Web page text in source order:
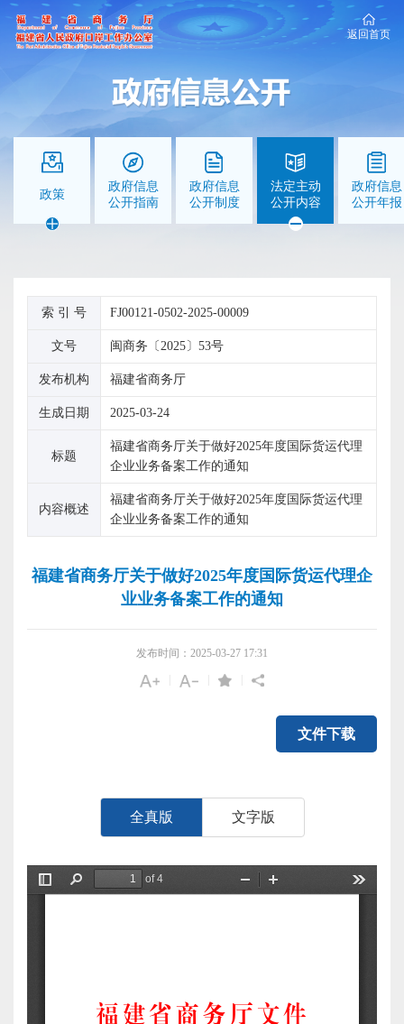
返回首页
政策
政府信息
公开指南
政府信息
公开制度
法定主动
公开内容
政府信息
公开年报
索 引 号 FJ00121-0502-2025-00009
文号 闽商务〔2025〕53号
发布机构 福建省商务厅
生成日期 2025-03-24
标题
福建省商务厅关于做好2025年度国际货运代理
企业业务备案工作的通知
内容概述
福建省商务厅关于做好2025年度国际货运代理
企业业务备案工作的通知
福建省商务厅关于做好2025年度国际货运代理企
业业务备案工作的通知
发布时间：2025-03-27 17:31
文件下载
全真版 文字版